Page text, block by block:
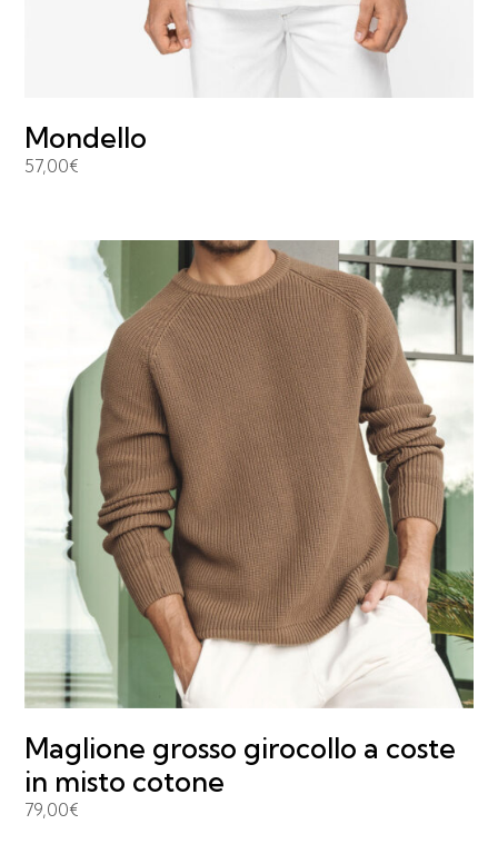
Mondello
57,00€
Maglione grosso girocollo a coste
in misto cotone
79,00€